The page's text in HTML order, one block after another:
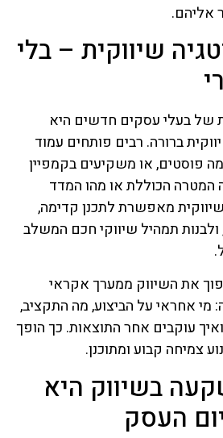
אליהם.
שיווקית – בלי
של בעלי עסקים חדשים היא
ברורה. רבים פותחים עמוד
פוסטים, או משקיעים בקמפיין
המטרה הכוללת או מהו המדד
מאפשרת לתכנן קדימה,
ולבנות תמהיל שיווקי חכם המשלב
את השיווק ממערך אקראי
מי אחראי על הביצוע, מה התקציב,
עוקבים אחר התוצאות. כך הופך
צמיחה קבוע ומתוכנן.
בשיווק היא
העסק